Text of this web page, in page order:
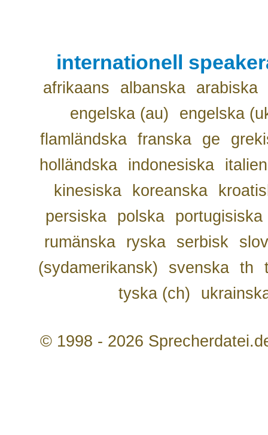
internationell
afrikaans albanska
arabiska
engelska (au)
engelska
flamländska franska ge
holländska
indonesiska
kinesiska
koreanska
persiska
polska
portugisiska
rumänska
ryska serbisk
(sydamerikansk)
svenska th
tyska (ch)
© 1998 - 2026